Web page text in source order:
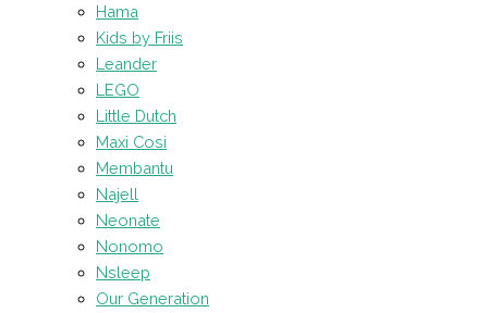
Hama
Kids by Friis
Leander
LEGO
Little Dutch
Maxi Cosi
Membantu
Najell
Neonate
Nonomo
Nsleep
Our Generation